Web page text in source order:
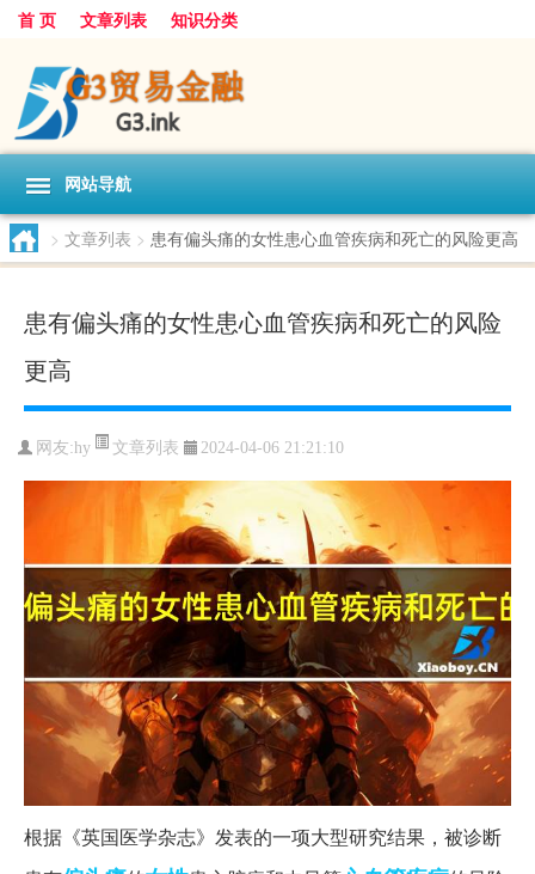
首 页 文章列表 知识分类
网站导航
> 文章列表 > 患有偏头痛的女性患心血管疾病和死亡的风险更高
患有偏头痛的女性患心血管疾病和死亡的风险
更高
网友:hy 文章列表 2024-04-06 21:21:10
根据《英国医学杂志》发表的一项大型研究结果，被诊断